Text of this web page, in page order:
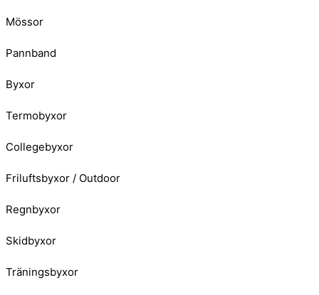
Mössor
Pannband
Byxor
Termobyxor
Collegebyxor
Friluftsbyxor / Outdoor
Regnbyxor
Skidbyxor
Träningsbyxor